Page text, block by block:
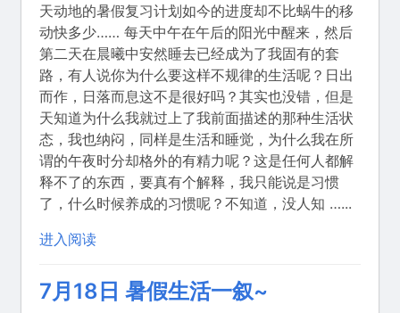
天动地的暑假复习计划如今的进度却不比蜗牛的移
动快多少…… 每天中午在午后的阳光中醒来，然后
第二天在晨曦中安然睡去已经成为了我固有的套
路，有人说你为什么要这样不规律的生活呢？日出
而作，日落而息这不是很好吗？其实也没错，但是
天知道为什么我就过上了我前面描述的那种生活状
态，我也纳闷，同样是生活和睡觉，为什么我在所
谓的午夜时分却格外的有精力呢？这是任何人都解
释不了的东西，要真有个解释，我只能说是习惯
了，什么时候养成的习惯呢？不知道，没人知 …...
进入阅读
7月18日 暑假生活一叙~